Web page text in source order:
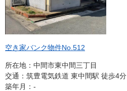
空き家バンク物件No.512
所在地：中間市東中間三丁目
交通：筑豊電気鉄道 東中間駅 徒歩4分
築年月：-